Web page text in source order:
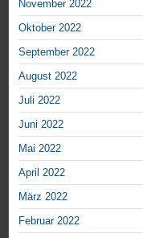
November 2022
Oktober 2022
September 2022
August 2022
Juli 2022
Juni 2022
Mai 2022
April 2022
März 2022
Februar 2022